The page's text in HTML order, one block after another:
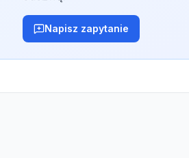
Napisz zapytanie